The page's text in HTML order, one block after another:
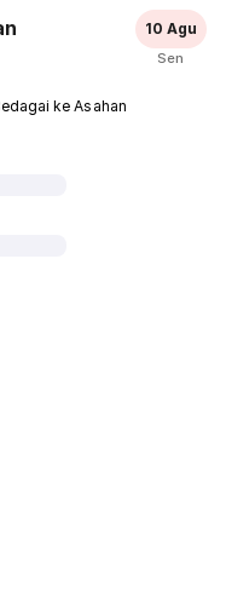
10 Agu
Sen
ke Asahan